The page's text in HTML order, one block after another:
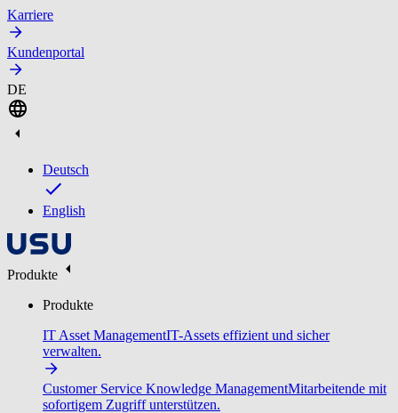
Karriere
Kundenportal
DE
Deutsch
English
Produkte
Produkte
IT Asset ManagementIT-Assets effizient und sicher
verwalten.
Customer Service Knowledge ManagementMitarbeitende mit
sofortigem Zugriff unterstützen.